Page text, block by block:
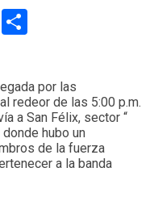
WhatsApp
por las
redeor de las 5:00 p.m.
a San Félix, sector “
hubo un
de la fuerza
a la banda